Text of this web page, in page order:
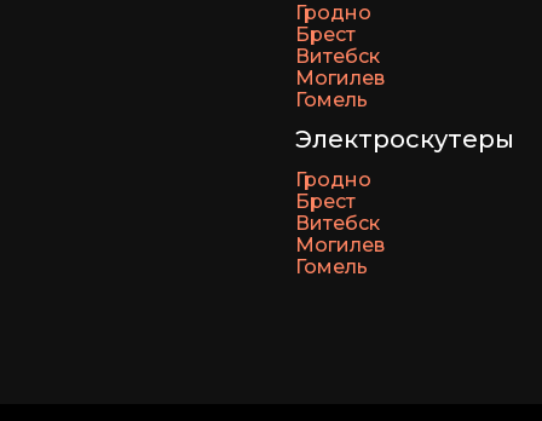
Гродно
Брест
Витебск
Могилев
Гомель
Электроскутеры
Гродно
Брест
Витебск
Могилев
Гомель